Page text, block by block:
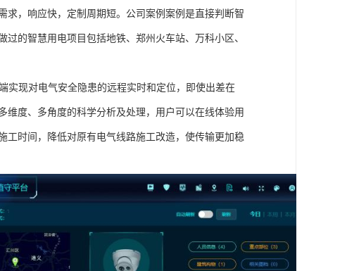
求，响应快，定制周期短。公司案例案例是直接判断智
的智慧用电项目包括地铁、郑州火车站、万科小区、
实现对电气安全隐患的远程实时和定位，即使出差在
度、多角度的科学分析及处理，用户可以在线体验用
工时间，降低对原有电气线路施工改造，使传输更加稳